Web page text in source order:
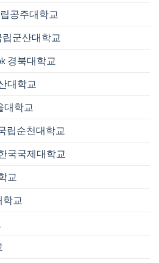
립공주대학교
립군산대학교
경북대학교
대학교
대학교
립순천대학교
국국제대학교
교
학교